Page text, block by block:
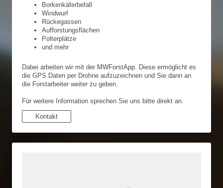
Borkenkäferbefall
Windwurf
Rückegassen
Aufforstungsflächen
Polterplätze
und mehr
Dabei arbeiten wir mit der MWForstApp. Diese ermöglicht es
die GPS Daten per Drohne aufzuzeichnen und Sie dann an
die Forstarbeiter weiter zu geben.
Für weitere Information sprechen Sie uns bitte direkt an.
Kontakt